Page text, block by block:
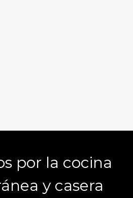
por la cocina
y casera